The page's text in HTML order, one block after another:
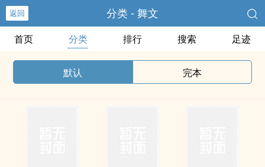
返回 分类 - 舞文
首页 分类 排行 搜索 足迹
默认 完本